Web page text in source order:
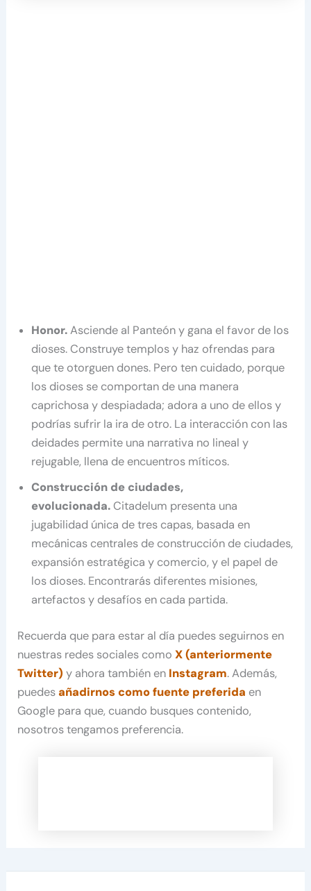
Honor.Asciende al Panteón y gana el favor de los
dioses. Construye templos y haz ofrendas para
que te otorguen dones. Pero ten cuidado, porque
los dioses se comportan de una manera
caprichosa y despiadada; adora a uno de ellos y
podrías sufrir la ira de otro. La interacción con las
deidades permite una narrativa no lineal y
rejugable, llena de encuentros míticos.
Construcción de ciudades,
evolucionada.Citadelum presenta una
jugabilidad única de tres capas, basada en
mecánicas centrales de construcción de ciudades,
expansión estratégica y comercio, y el papel de
los dioses. Encontrarás diferentes misiones,
artefactos y desafíos en cada partida.
Recuerda que para estar al día puedes seguirnos en
nuestras redes sociales comoX (anteriormente
Twitter) y ahora también en Instagram. Además,
puedesañadirnos como fuente preferida en
Google para que, cuando busques contenido,
nosotros tengamos preferencia.